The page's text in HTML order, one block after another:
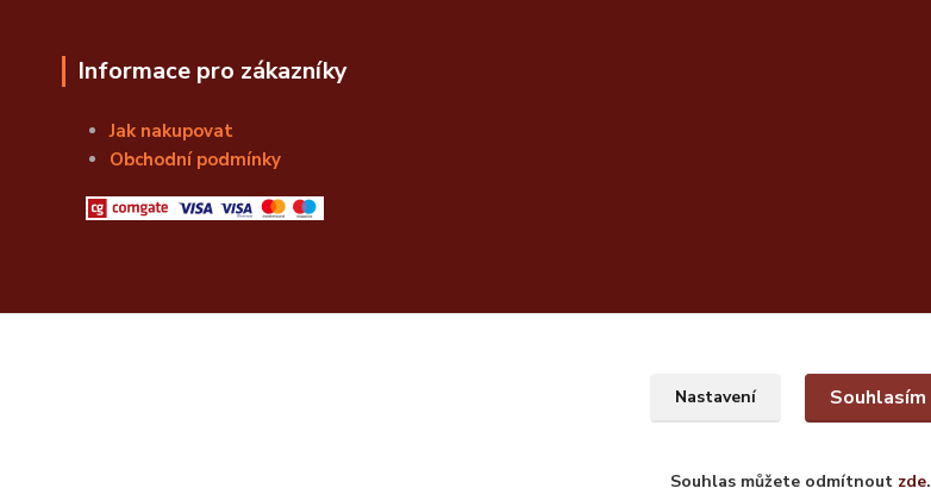
Informace pro zákazníky
Jak nakupovat
Obchodní podmínky
Nastavení Souhlasím
Souhlas můžete odmítnout zde.